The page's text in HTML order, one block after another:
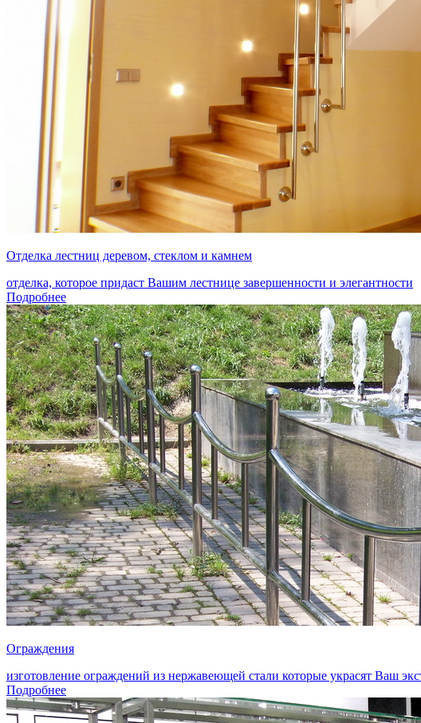
Отделка лестниц деревом, стеклом и камнем
отделка, которое придаст Вашим лестнице завершенности и элегантности
Подробнее
Ограждения
изготовление ограждений из нержавеющей стали которые украсят Ваш
Подробнее